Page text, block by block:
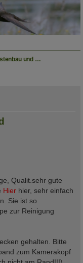
Nistkastenbau und Verwendung fertiger Nistkästen
Qualit.sehr gute
Hier hier, sehr einfach
Sie ist so
zur Reinigung
gehalten. Bitte
zum Kamerakopf